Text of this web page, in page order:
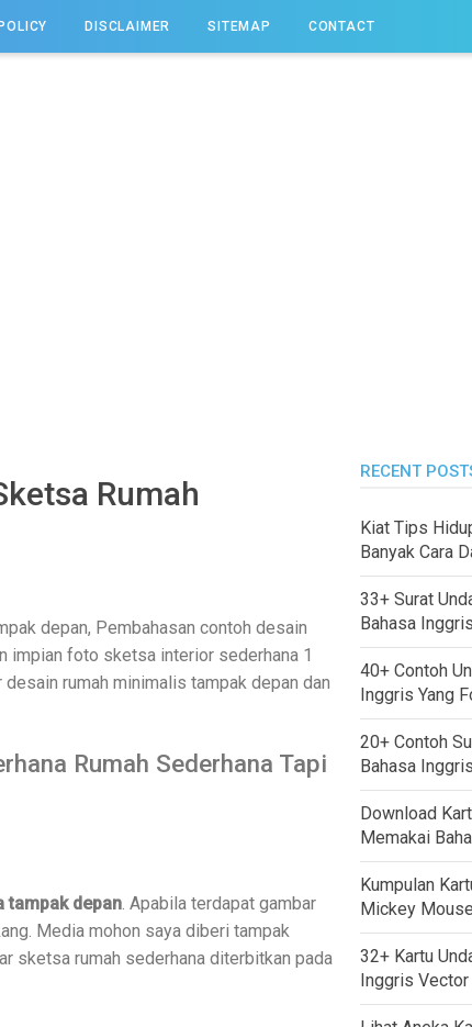
DISCLAIMER SITEMAP CONTACT
Rumah
depan, Pembahasan contoh desain
impian foto sketsa interior sederhana 1
rumah minimalis tampak depan dan
Rumah Sederhana Tapi
tampak depan. Apabila terdapat gambar
Media mohon saya diberi tampak
sketsa rumah sederhana diterbitkan pada
RECENT
Kiat Tips
Banyak Cara
33+ Surat
Bahasa
40+ Contoh
Inggris Yang
20+ Contoh
Bahasa
Download
Memakai
Kumpulan
Mickey
32+ Kartu
Inggris Vector